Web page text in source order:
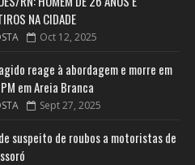
NA CIDADE
Oct 12, 2025
reage à abordagem e morre em
em Areia Branca
Sept 27, 2025
suspeito de roubos a motoristas de